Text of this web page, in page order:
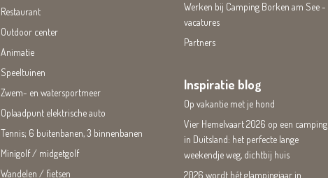
Restaurant
Outdoor center
Animatie
Speeltuinen
Zwem- en watersportmeer
Oplaadpunt elektrische auto
Tennis; 6 buitenbanen, 3 binnenbanen
Minigolf / midgetgolf
Wandelen / fietsen
Werken bij Camping Borken am See -
vacatures
Partners
Inspiratie blog
Op vakantie met je hond
Vier Hemelvaart 2026 op een camping
in Duitsland: het perfecte lange
weekendje weg, dichtbij huis
2026 wordt hét glampingjaar in